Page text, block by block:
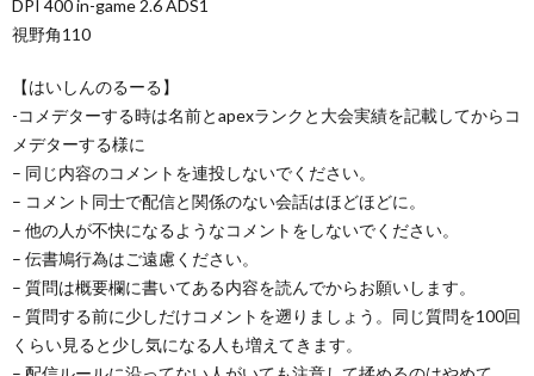
DPI 400 in-game 2.6 ADS1
視野角110
【はいしんのるーる】
-コメデターする時は名前とapexランクと大会実績を記載してからコ
メデターする様に
– 同じ内容のコメントを連投しないでください。
– コメント同士で配信と関係のない会話はほどほどに。
– 他の人が不快になるようなコメントをしないでください。
– 伝書鳩行為はご遠慮ください。
– 質問は概要欄に書いてある内容を読んでからお願いします。
– 質問する前に少しだけコメントを遡りましょう。同じ質問を100回
くらい見ると少し気になる人も増えてきます。